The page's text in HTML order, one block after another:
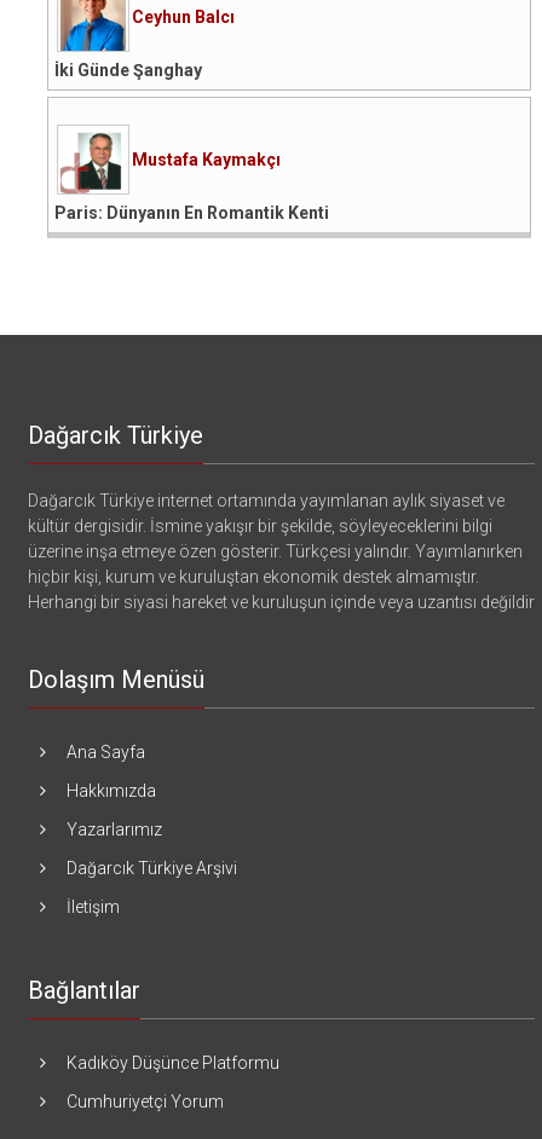
Ceyhun Balcı
İki Günde Şanghay
Mustafa Kaymakçı
Paris: Dünyanın En Romantik Kenti
Dağarcık Türkiye
Dağarcık Türkiye internet ortamında yayımlanan aylık siyaset ve
kültür dergisidir. İsmine yakışır bir şekilde, söyleyeceklerini bilgi
üzerine inşa etmeye özen gösterir. Türkçesi yalındır. Yayımlanırken
hiçbir kişi, kurum ve kuruluştan ekonomik destek almamıştır.
Herhangi bir siyasi hareket ve kuruluşun içinde veya uzantısı değildir
Dolaşım Menüsü
Ana Sayfa
Hakkımızda
Yazarlarımız
Dağarcık Türkiye Arşivi
İletişim
Bağlantılar
Kadıköy Düşünce Platformu
Cumhuriyetçi Yorum